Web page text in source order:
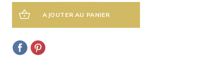
AJOUTER AU PANIER